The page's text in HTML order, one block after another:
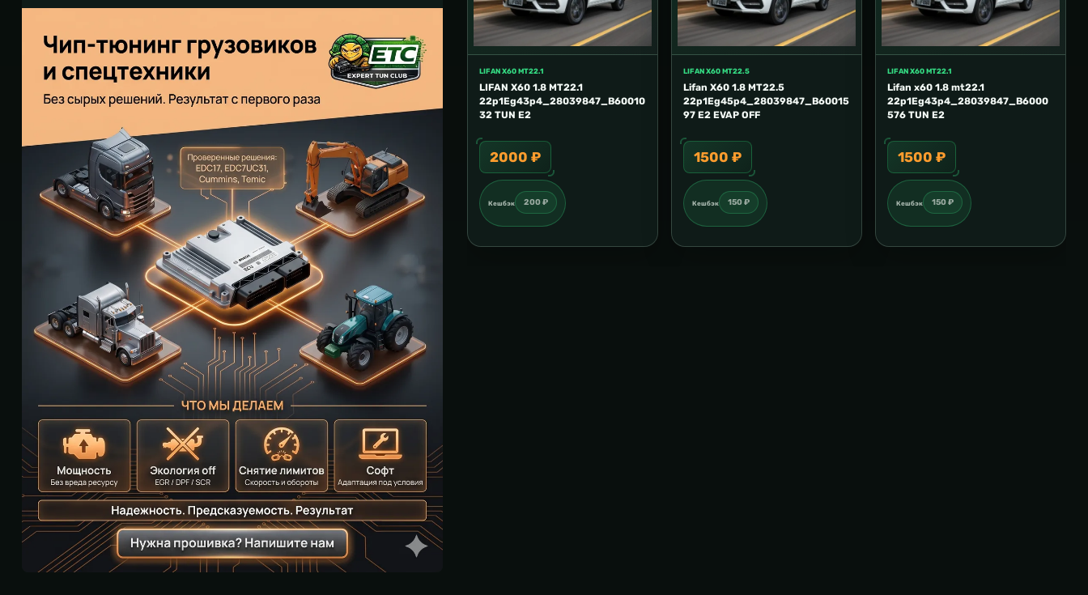
LIFAN X60 MT22.1
LIFAN X60 1.8 MT22.1
22p1Eg43p4_28039847_B60010
32 TUN E2
2000 ₽
Кешбэк 200 ₽
LIFAN X60 MT22.5
Lifan X60 1.8 MT22.5
22p1Eg45p4_28039847_B60015
97 E2 EVAP OFF
1500 ₽
Кешбэк 150 ₽
LIFAN X60 MT22.1
Lifan x60 1.8 mt22.1
22p1Eg43p4_28039847_B6000
576 TUN E2
1500 ₽
Кешбэк 150 ₽